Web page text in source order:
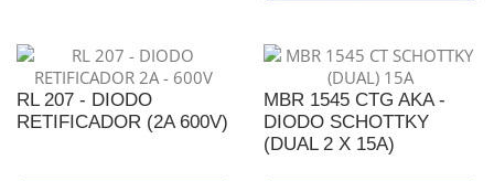
RL 207 - DIODO
RETIFICADOR (2A 600V)
MBR 1545 CTG AKA -
DIODO SCHOTTKY
(DUAL 2 X 15A)